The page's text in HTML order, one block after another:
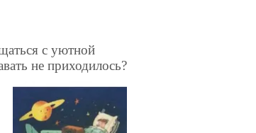
с уютной
не приходилось?